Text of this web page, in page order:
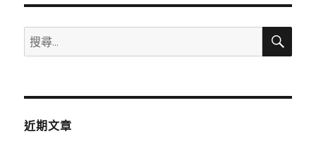
搜
尋
鍵
搜
近期文章